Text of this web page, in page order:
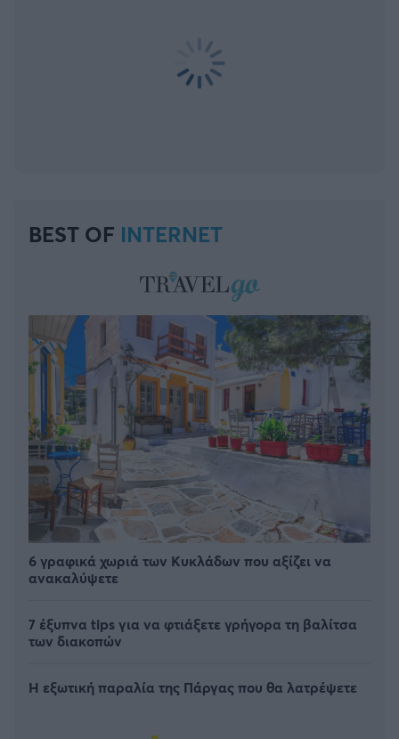
BEST OF INTERNET
6 γραφικά χωριά των Κυκλάδων που αξίζει να
ανακαλύψετε
7 έξυπνα tips για να φτιάξετε γρήγορα τη βαλίτσα
των διακοπών
Η εξωτική παραλία της Πάργας που θα λατρέψετε